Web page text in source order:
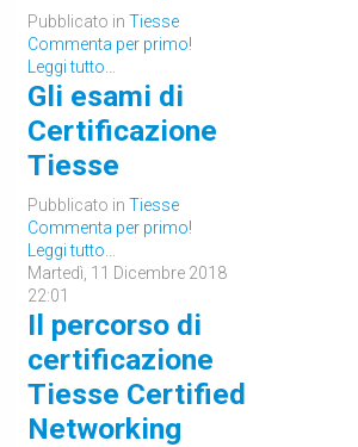
Pubblicato in Tiesse
Commenta per primo!
Leggi tutto...
Gli esami di
Certificazione
Tiesse
Pubblicato in Tiesse
Commenta per primo!
Leggi tutto...
Martedì, 11 Dicembre 2018
22:01
Il percorso di
certificazione
Tiesse Certified
Networking